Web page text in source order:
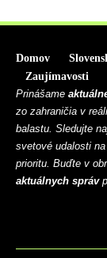
Domov
Zaujímavosti
Prinášame
zo zahraničia v
balastu. Sledujte
svetové udalosti
prioritu. Buďte v
aktuálnych správ